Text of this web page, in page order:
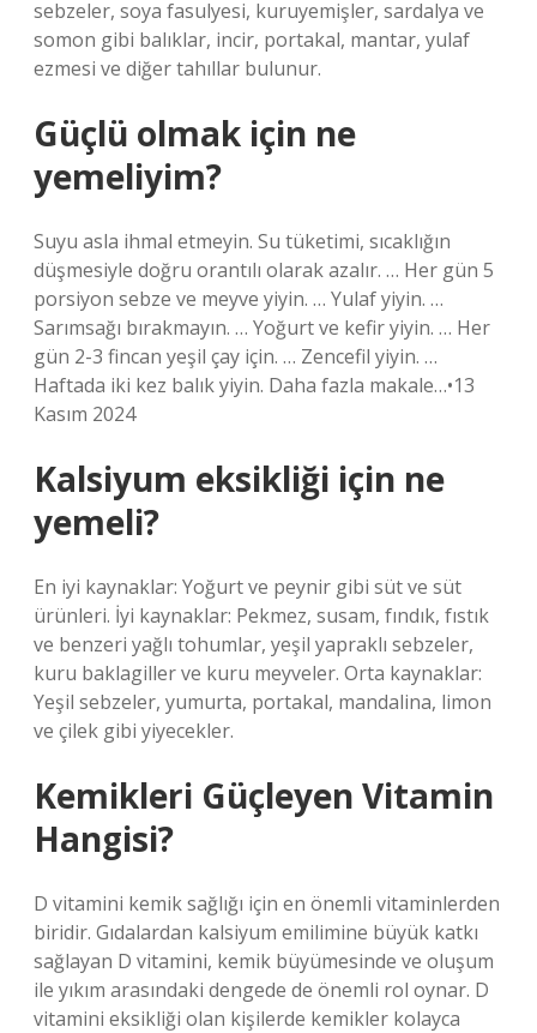
sebzeler, soya fasulyesi, kuruyemişler, sardalya ve
somon gibi balıklar, incir, portakal, mantar, yulaf
ezmesi ve diğer tahıllar bulunur.
Güçlü olmak için ne
yemeliyim?
Suyu asla ihmal etmeyin. Su tüketimi, sıcaklığın
düşmesiyle doğru orantılı olarak azalır. … Her gün 5
porsiyon sebze ve meyve yiyin. … Yulaf yiyin. …
Sarımsağı bırakmayın. … Yoğurt ve kefir yiyin. … Her
gün 2-3 fincan yeşil çay için. … Zencefil yiyin. …
Haftada iki kez balık yiyin. Daha fazla makale…•13
Kasım 2024
Kalsiyum eksikliği için ne
yemeli?
En iyi kaynaklar: Yoğurt ve peynir gibi süt ve süt
ürünleri. İyi kaynaklar: Pekmez, susam, fındık, fıstık
ve benzeri yağlı tohumlar, yeşil yapraklı sebzeler,
kuru baklagiller ve kuru meyveler. Orta kaynaklar:
Yeşil sebzeler, yumurta, portakal, mandalina, limon
ve çilek gibi yiyecekler.
Kemikleri Güçleyen Vitamin
Hangisi?
D vitamini kemik sağlığı için en önemli vitaminlerden
biridir. Gıdalardan kalsiyum emilimine büyük katkı
sağlayan D vitamini, kemik büyümesinde ve oluşum
ile yıkım arasındaki dengede de önemli rol oynar. D
vitamini eksikliği olan kişilerde kemikler kolayca